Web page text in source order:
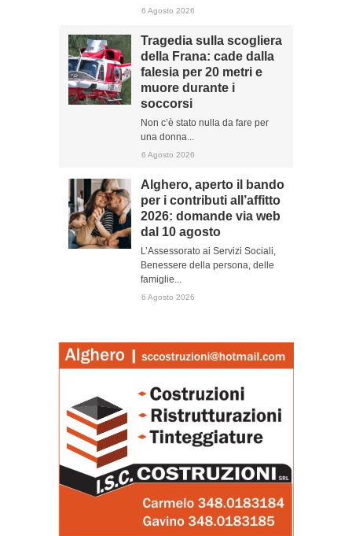
6 Agosto 2026
Tragedia sulla scogliera
della Frana: cade dalla
falesia per 20 metri e
muore durante i
soccorsi
Non c’è stato nulla da fare per
una donna...
6 Agosto 2026
Alghero, aperto il bando
per i contributi all’affitto
2026: domande via web
dal 10 agosto
L’Assessorato ai Servizi Sociali,
Benessere della persona, delle
famiglie...
6 Agosto 2026